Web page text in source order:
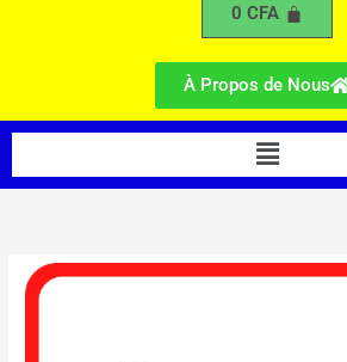
0CFA
À Propos de Nous
Menu
quantité
de